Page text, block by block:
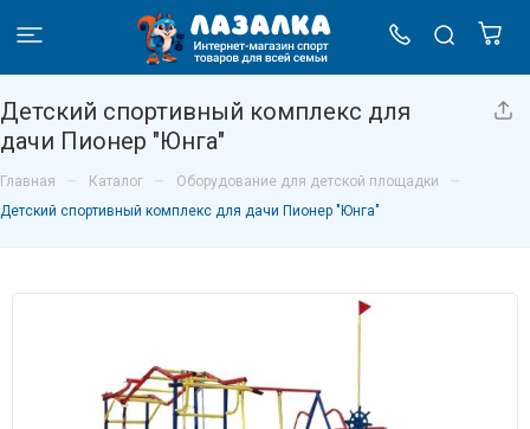
Детский спортивный комплекс для
дачи Пионер "Юнга"
Главная – Каталог – Оборудование для детской площадки –
Детский спортивный комплекс для дачи Пионер "Юнга"